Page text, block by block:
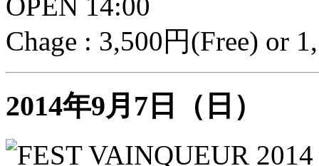
Chage : 3,500円(Free) or
2014年9月7日（日）